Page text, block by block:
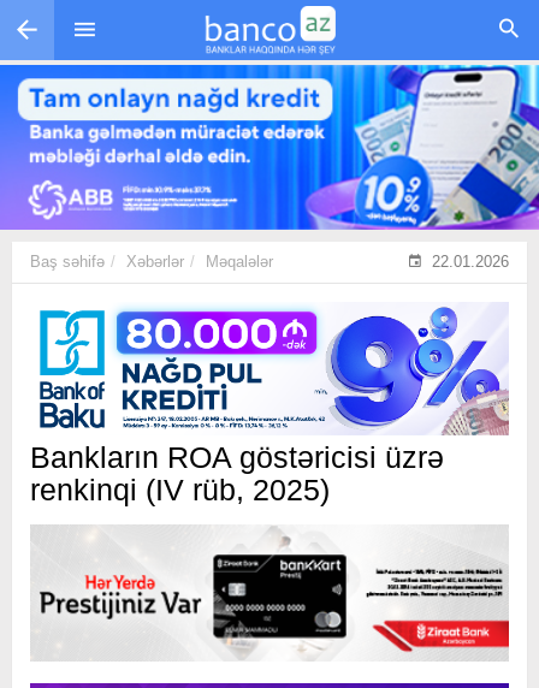
Skip to main content
Baş səhifə Xəbərlər Məqalələr 22.01.2026
Bankların ROA göstəricisi üzrə
renkinqi (IV rüb, 2025)